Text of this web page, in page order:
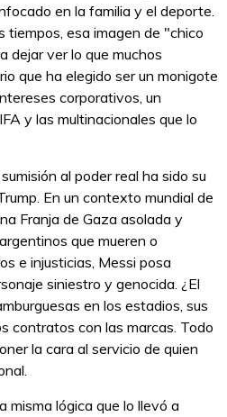
en la familia y el deporte.
tiempos, esa imagen de "chico
dejar ver lo que muchos
que ha elegido ser un monigote
corporativos, un
y las multinacionales que lo
al poder real ha sido su
En un contexto mundial de
Franja de Gaza asolada y
que mueren o
e injusticias, Messi posa
siniestro y genocida. ¿El
en los estadios, sus
contratos con las marcas. Todo
la cara al servicio de quien
misma lógica que lo llevó a